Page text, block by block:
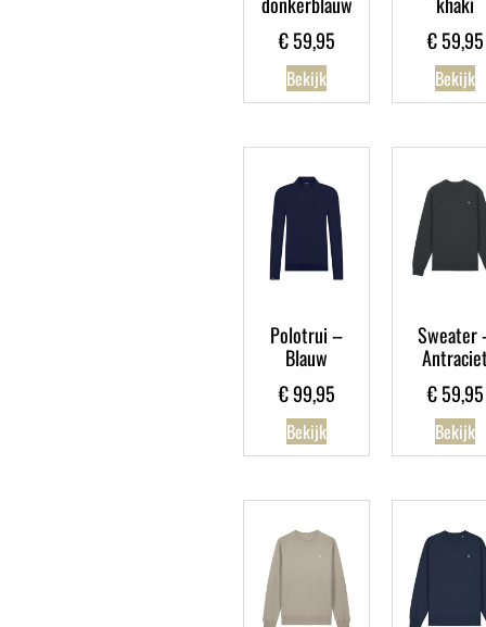
€59,95
Bekijk
€59,95
Bekijk
Polotrui –
Blauw
€99,95
Bekijk
Sweater
€59,95
Bekijk